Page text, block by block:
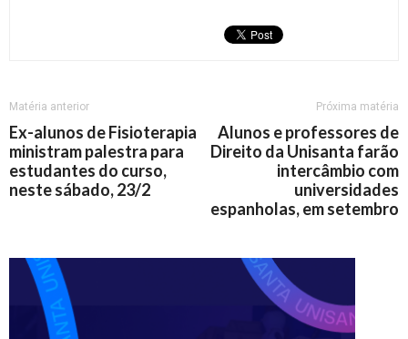
Matéria anterior
Ex-alunos de Fisioterapia
ministram palestra para
estudantes do curso,
neste sábado, 23/2
Próxima matéria
Alunos e professores de
Direito da Unisanta farão
intercâmbio com
universidades
espanholas, em setembro